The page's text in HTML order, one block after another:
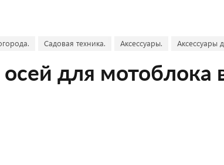
Садовая техника. Аксессуары. Аксессуары
для мотоблока